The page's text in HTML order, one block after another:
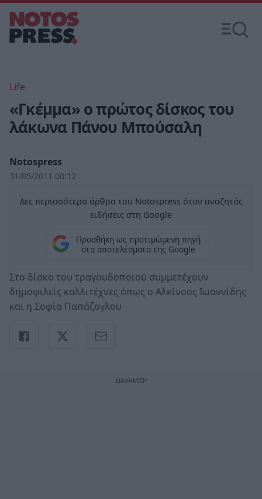
Life
«Γκέμμα» ο πρώτος δίσκος του
λάκωνα Πάνου Μπούσαλη
Notospress
31/05/2011 00:12
Δες περισσότερα άρθρα του Notospress όταν αναζητάς
ειδήσεις στη Google
Προσθήκη ως προτιμώμενη πηγή
στα αποτελέσματα της Google
Στο δίσκο του τραγουδοποιού συμμετέχουν
δημοφιλείς καλλιτέχνες όπως ο Αλκίνοος Ιωαννίδης
και η Σοφία Παπάζογλου